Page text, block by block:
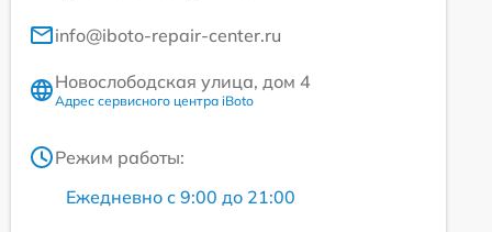
info@iboto-repair-center.ru
Новослободская улица, дом 4
Адрес сервисного центра iBoto
Режим работы:
Ежедневно с 9:00 до 21:00